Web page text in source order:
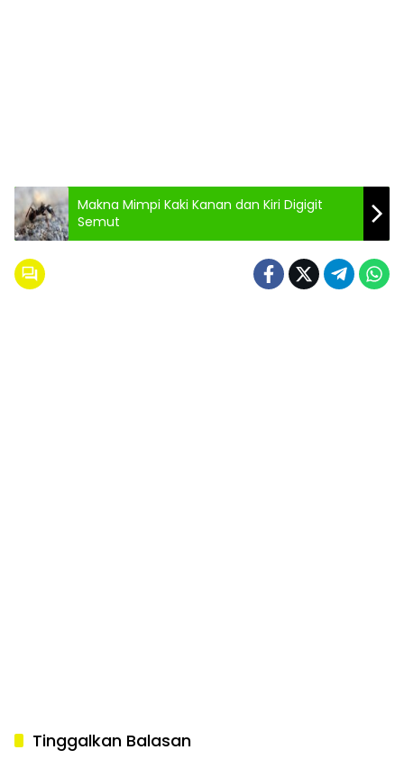
Makna Mimpi Kaki Kanan dan Kiri Digigit
Semut
Tinggalkan Balasan